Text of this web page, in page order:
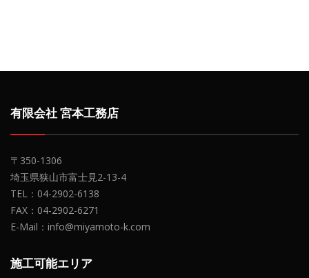
有限会社 宮本工務店
〒350-1306
埼玉県狭山市富士見2-13-4
TEL：04-2902-6138
FAX：04-2902-6271
E-Mail：info@miyamoto-k.com
施工可能エリア